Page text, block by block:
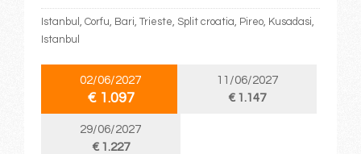
Istanbul, Corfu, Bari, Trieste, Split croatia, Pireo, Kusadasi,
Istanbul
02/06/2027
€ 1.097
11/06/2027
€ 1.147
29/06/2027
€ 1.227